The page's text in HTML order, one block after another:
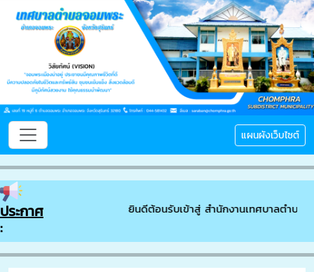
แผนผังเว็บไซต์
ประกาศ
:
ยินดีต้อนรับเข้าสู่ สำนักงานเทศบาลตำบลจอมพระ ติดต่อสอ